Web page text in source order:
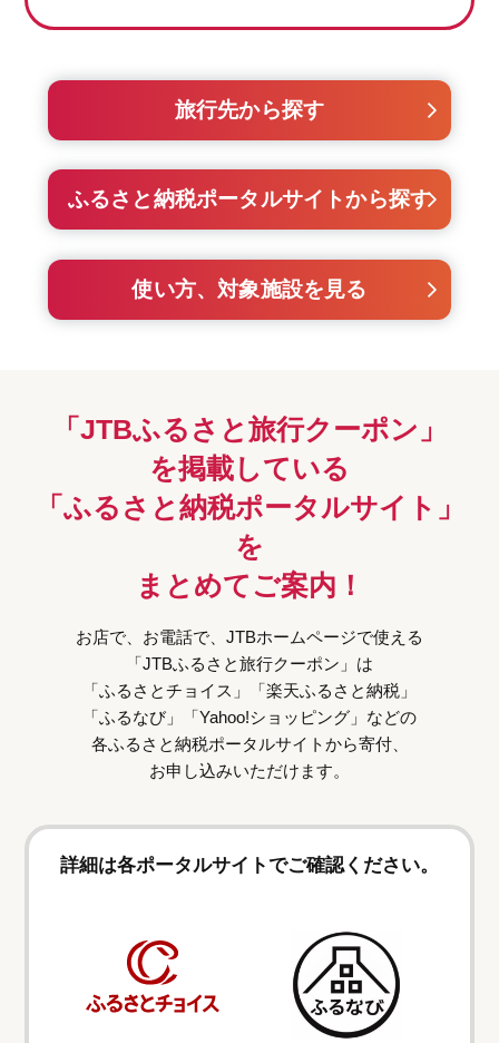
旅行先から探す
ふるさと納税ポータルサイトから探す
使い方、対象施設を見る
「JTBふるさと旅行クーポン」
を掲載している
「ふるさと納税ポータルサイト」
を
まとめてご案内！
お店で、お電話で、JTBホームページで使える
「JTBふるさと旅行クーポン」は
「ふるさとチョイス」「楽天ふるさと納税」
「ふるなび」「Yahoo!ショッピング」などの
各ふるさと納税ポータルサイトから寄付、
お申し込みいただけます。
詳細は各ポータルサイトでご確認ください。